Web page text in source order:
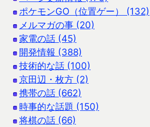
ポケモンGO（位置ゲー） (132)
メルマガの事 (20)
家電の話 (45)
開発情報 (388)
技術的な話 (100)
京田辺・枚方 (2)
携帯の話 (662)
時事的な話題 (150)
将棋の話 (66)